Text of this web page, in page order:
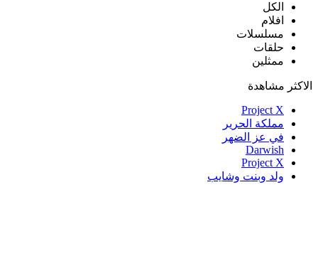
الكل
افلام
مسلسلات
حلقات
ممثلين
الاكثر مشاهدة
Project X
مملكة الحرير
في عز الضهر
Darwish
Project X
ولد وبنت وشايب